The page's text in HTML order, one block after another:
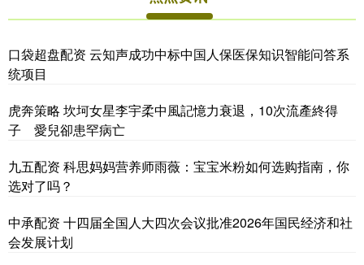
口袋超盘配资 云知声成功中标中国人保医保知识智能问答系
统项目
虎奔策略 坎坷女星李宇柔中風記憶力衰退，10次流產終得
子 愛兒卻患罕病亡
九五配资 科思妈妈营养师雨薇：宝宝米粉如何选购指南，你
选对了吗？
中承配资 十四届全国人大四次会议批准2026年国民经济和社
会发展计划